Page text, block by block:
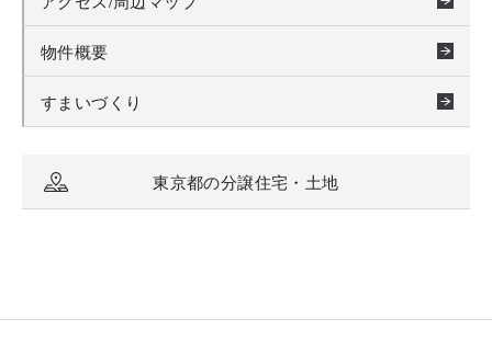
物件概要
すまいづくり
東京都の分譲住宅・土地